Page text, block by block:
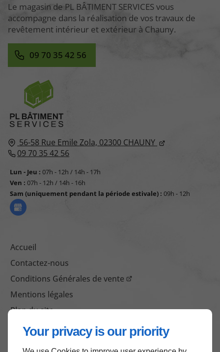
Your privacy is our priority
56-58 Rue Emile Zola, 02300 CHAUNY
09 70 35 42 56
Lun - Jeu : 07h - 12h / 14h - 17h
Ven : 07h - 12h / 14h - 16h
Sam (uniquement pendant la période estivale) :09h - 12h
Accueil
Contactez-nous
Conditions Générales de vente
Mentions légales
Plan du site
Le magasin de PL BÂTIMENT SERVICES vous
accompagne dans la réalisation de vos travaux de
revêtement intérieur et extérieur à Chauny.
09 70 35 42 56